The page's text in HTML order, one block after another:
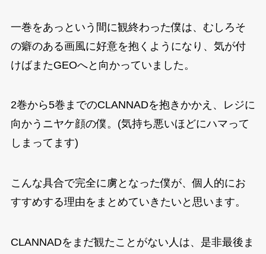
一巻をあっという間に観終わった僕は、むしろそ
の癖のある画風に好意を抱くようになり、気が付
けばまたGEOへと向かっていました。
2巻から5巻までのCLANNADを抱きかかえ、レジに
向かうニヤケ顔の僕。(気持ち悪いほどにハマって
しまってます)
こんな具合で完全に虜となった僕が、個人的にお
すすめする理由をまとめていきたいと思います。
CLANNADをまだ観たことがない人は、是非最後ま